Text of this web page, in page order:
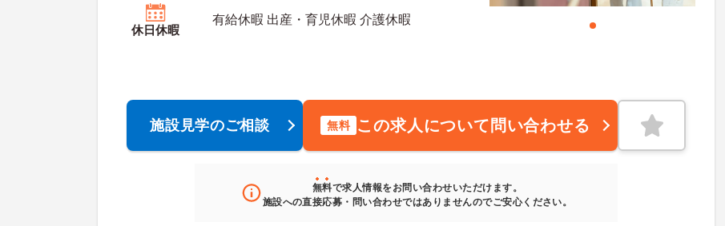
休日休暇
有給休暇 出産・育児休暇 介護休暇
施設見学のご相談 無料 この求人について問い合わせる
無料で求人情報をお問い合わせいただけます。
施設への直接応募・問い合わせではありませんのでご安心ください。